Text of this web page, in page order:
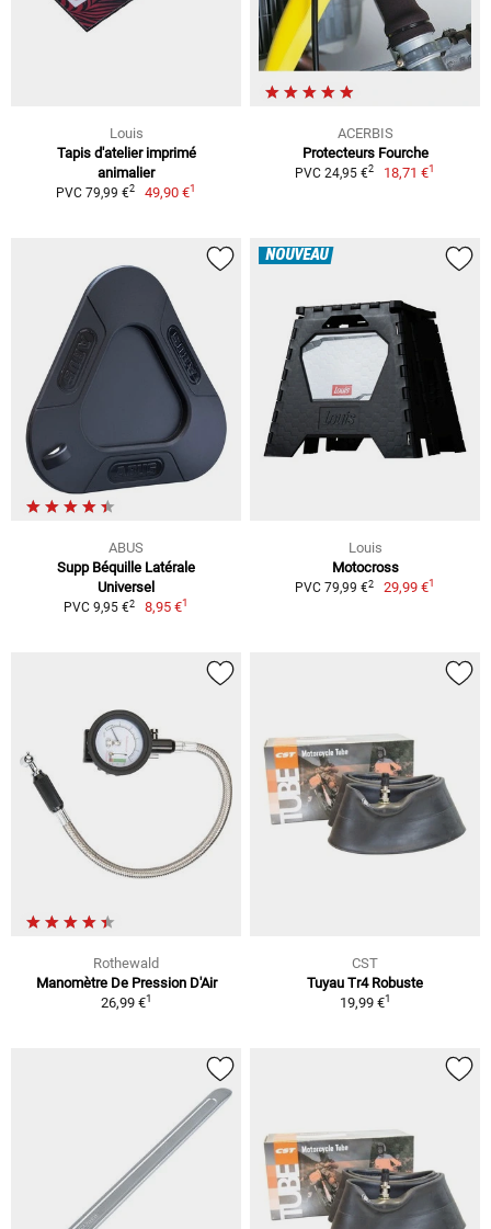
Louis
Tapis d'atelier imprimé
animalier
PVC 79,99 €2 49,90 €1
ACERBIS
Protecteurs Fourche
PVC 24,95 €2 18,71 €1
ABUS
Supp Béquille Latérale
Universel
PVC 9,95 €2 8,95 €1
NOUVEAU
Louis
Motocross
PVC 79,99 €2 29,99 €1
Rothewald
Manomètre De Pression D'Air
26,99 €1
CST
Tuyau Tr4 Robuste
19,99 €1